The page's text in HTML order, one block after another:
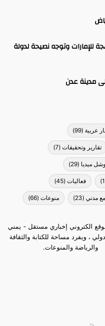
للإمارات وتوجه نصيحة لدولة
مدينة عدن
عربية (99)
تقارير وتحقيقات (7)
ميديا (29)
فعاليات (45)
مدني (23) منوعات (66)
الكتروني إخباري مستقل - يمني
، ويفرد مساحة للكتابة والثقافة
والرياضة والمنوعات.